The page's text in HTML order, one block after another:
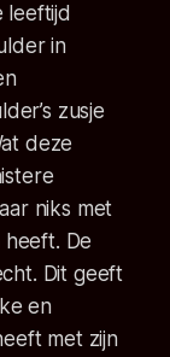
leeftijd
in
zusje
deze
niks met
De
Dit geeft
en
met zijn